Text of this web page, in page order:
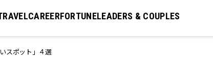
CAREERFORTUNELEADERS & COUPLES
スポット」４選